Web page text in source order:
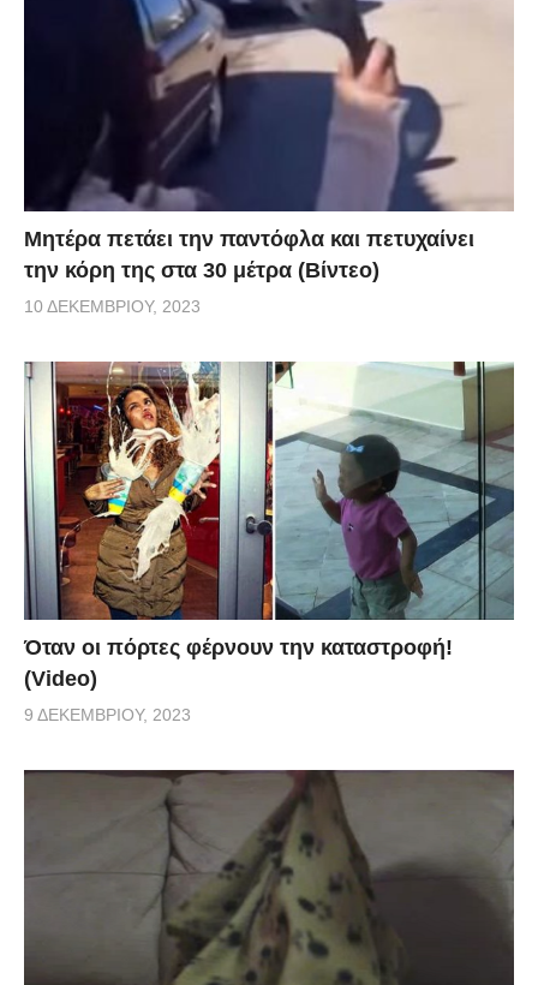
Μητέρα πετάει την παντόφλα και πετυχαίνει
την κόρη της στα 30 μέτρα (Βίντεο)
10 ΔΕΚΕΜΒΡΊΟΥ, 2023
Όταν οι πόρτες φέρνουν την καταστροφή!
(Video)
9 ΔΕΚΕΜΒΡΊΟΥ, 2023